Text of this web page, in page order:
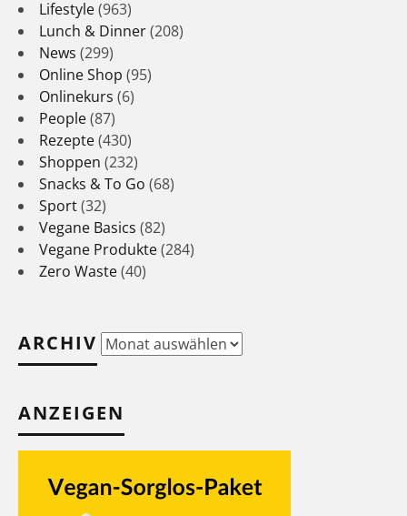
Lifestyle(963)
Lunch & Dinner(208)
News (299)
Online Shop (95)
Onlinekurs (6)
People(87)
Rezepte(430)
Shoppen (232)
Snacks & To Go (68)
Sport(32)
Vegane Basics (82)
Vegane Produkte(284)
Zero Waste(40)
ARCHIV Archiv
ANZEIGEN